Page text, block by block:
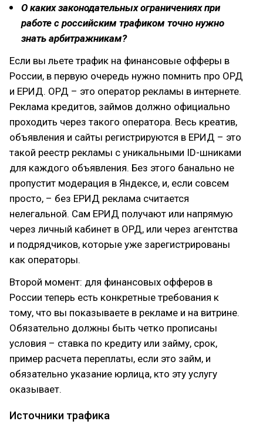
О каких законодательных ограничениях при
работе с российским трафиком точно нужно
знать арбитражникам?
Если вы льете трафик на финансовые офферы в
России, в первую очередь нужно помнить про ОРД
и ЕРИД. ОРД – это оператор рекламы в интернете.
Реклама кредитов, займов должно официально
проходить через такого оператора. Весь креатив,
объявления и сайты регистрируются в ЕРИД – это
такой реестр рекламы с уникальными ID-шниками
для каждого объявления. Без этого банально не
пропустит модерация в Яндексе, и, если совсем
просто, – без ЕРИД реклама считается
нелегальной. Сам ЕРИД получают или напрямую
через личный кабинет в ОРД, или через агентства
и подрядчиков, которые уже зарегистрированы
как операторы.
Второй момент: для финансовых офферов в
России теперь есть конкретные требования к
тому, что вы показываете в рекламе и на витрине.
Обязательно должны быть четко прописаны
условия – ставка по кредиту или займу, срок,
пример расчета переплаты, если это займ, и
обязательно указание юрлица, кто эту услугу
оказывает.
Источники трафика